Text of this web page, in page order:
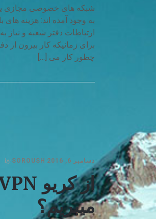
به وجود آمده اند: هزینه های
ارتباطات دفتر شعبه و نیاز
چطور کار می […]
دسامبر 6, 2016 SOROUSH
میبریم؟